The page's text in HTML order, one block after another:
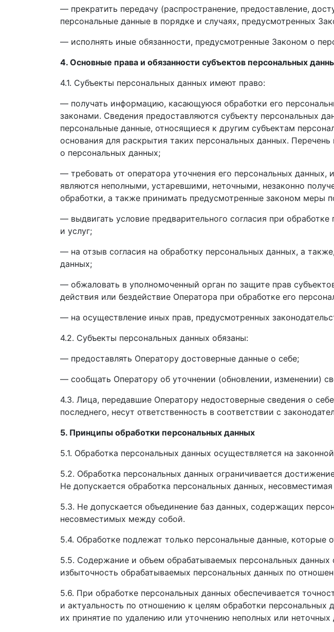
— прекратить передачу (распространение, предоставление,
персональные данные в порядке и случаях, предусмотренных
— исполнять иные обязанности, предусмотренные Законом о
4. Основные права и обязанности субъектов персональных
4.1. Субъекты персональных данных имеют право:
— получать информацию, касающуюся обработки его
законами. Сведения предоставляются субъекту персональных
персональные данные, относящиеся к другим субъектам
основания для раскрытия таких персональных данных.
о персональных данных;
— требовать от оператора уточнения его персональных
являются неполными, устаревшими, неточными, незаконно
обработки, а также принимать предусмотренные законом меры
— выдвигать условие предварительного согласия при
и услуг;
— на отзыв согласия на обработку персональных данных, а
данных;
— обжаловать в уполномоченный орган по защите прав
действия или бездействие Оператора при обработке его
— на осуществление иных прав, предусмотренных
4.2. Субъекты персональных данных обязаны:
— предоставлять Оператору достоверные данные о себе;
— сообщать Оператору об уточнении (обновлении, изменении)
4.3. Лица, передавшие Оператору недостоверные сведения о
последнего, несут ответственность в соответствии с
5. Принципы обработки персональных данных
5.1. Обработка персональных данных осуществляется на
5.2. Обработка персональных данных ограничивается
Не допускается обработка персональных данных,
5.3. Не допускается объединение баз данных, содержащих
несовместимых между собой.
5.4. Обработке подлежат только персональные данные, которые
5.5. Содержание и объем обрабатываемых персональных
избыточность обрабатываемых персональных данных по
5.6. При обработке персональных данных обеспечивается
и актуальность по отношению к целям обработки
их принятие по удалению или уточнению неполных или неточных